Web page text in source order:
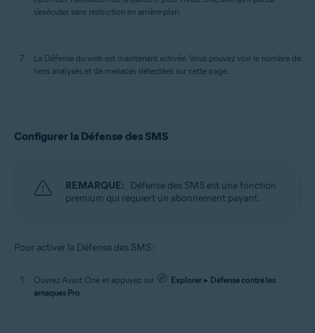
s'exécuter sans restriction en arrière-plan.
La Défense du web est maintenant activée. Vous pouvez voir le nombre de
liens analysés et de menaces détectées sur cette page.
Configurer la Défense des SMS
REMARQUE: Défense des SMS est une fonction
premium qui requiert un abonnement payant.
Pour activer la Défense des SMS :
Ouvrez Avast One et appuyez sur Explorer ▸ Défense contre les
arnaques Pro.